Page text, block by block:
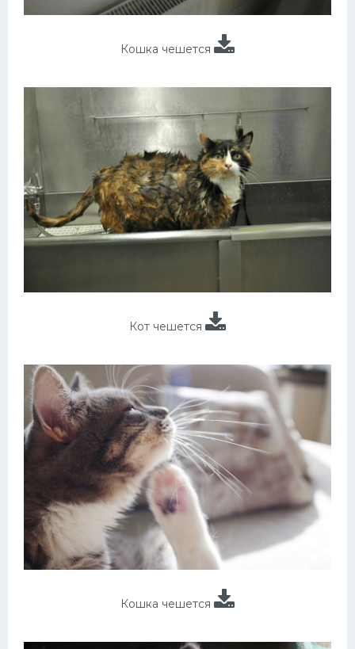
Кошка чешется
Кот чешется
Кошка чешется